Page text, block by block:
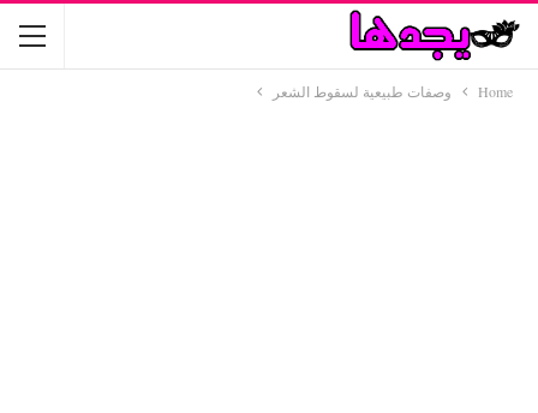
Home وصفات طبيعية لسقوط الشعر